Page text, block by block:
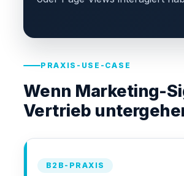
PRAXIS-USE-CASE
Wenn Marketing-
Vertrieb
B2B-PRAXIS